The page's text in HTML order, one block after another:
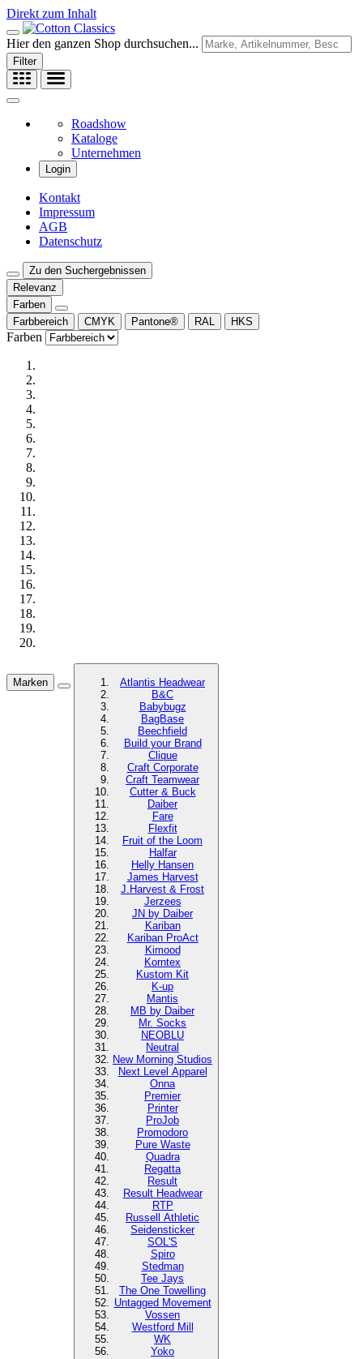
Direkt zum Inhalt
Hier den ganzen Shop durchsuchen...
Filter
Roadshow
Kataloge
Unternehmen
Login
Kontakt
Impressum
AGB
Datenschutz
Zu den Suchergebnissen
Relevanz
Farben
Farbbereich
CMYK Pantone® RAL HKS
Farben
Marken
Atlantis Headwear
B&C
Babybugz
BagBase
Beechfield
Build your Brand
Clique
Craft Corporate
Craft Teamwear
Cutter & Buck
Daiber
Fare
Flexfit
Fruit of the Loom
Halfar
Helly Hansen
James Harvest
J.Harvest & Frost
Jerzees
JN by Daiber
Kariban
Kariban ProAct
Kimood
Korntex
Kustom Kit
K-up
Mantis
MB by Daiber
Mr. Socks
NEOBLU
Neutral
New Morning Studios
Next Level Apparel
Onna
Premier
Printer
ProJob
Promodoro
Pure Waste
Quadra
Regatta
Result
Result Headwear
RTP
Russell Athletic
Seidensticker
SOL'S
Spiro
Stedman
Tee Jays
The One Towelling
Untagged Movement
Vossen
Westford Mill
WK
Yoko